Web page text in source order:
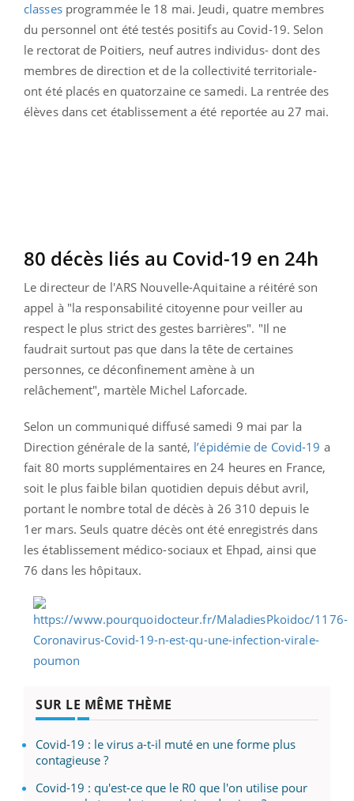
classes programmée le 18 mai. Jeudi, quatre membres
du personnel ont été testés positifs au Covid-19. Selon
le rectorat de Poitiers, neuf autres individus- dont des
membres de direction et de la collectivité territoriale-
ont été placés en quatorzaine ce samedi. La rentrée des
élèves dans cet établissement a été reportée au 27 mai.
80 décès liés au Covid-19 en 24h
Le directeur de l'ARS Nouvelle-Aquitaine a réitéré son
appel à "la responsabilité citoyenne pour veiller au
respect le plus strict des gestes barrières". "Il ne
faudrait surtout pas que dans la tête de certaines
personnes, ce déconfinement amène à un
relâchement", martèle Michel Laforcade.
Selon un communiqué diffusé samedi 9 mai par la
Direction générale de la santé, l’épidémie de Covid-19 a
fait 80 morts supplémentaires en 24 heures en France,
soit le plus faible bilan quotidien depuis début avril,
portant le nombre total de décès à 26 310 depuis le
1er mars. Seuls quatre décès ont été enregistrés dans
les établissement médico-sociaux et Ehpad, ainsi que
76 dans les hôpitaux.
SUR LE MÊME THÈME
Covid-19 : le virus a-t-il muté en une forme plus
contagieuse ?
Covid-19 : qu'est-ce que le R0 que l'on utilise pour